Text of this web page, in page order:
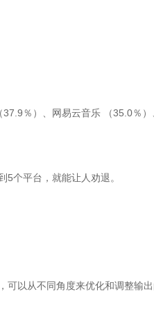
％）、网易云音乐 （35.0％）
个平台，就能让人劝退。
可以从不同角度来优化和调整输